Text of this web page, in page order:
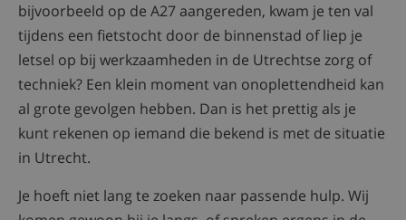
bijvoorbeeld op de A27 aangereden, kwam je ten val
tijdens een fietstocht door de binnenstad of liep je
letsel op bij werkzaamheden in de Utrechtse zorg of
techniek? Een klein moment van onoplettendheid kan
al grote gevolgen hebben. Dan is het prettig als je
kunt rekenen op iemand die bekend is met de situatie
in Utrecht.
Je hoeft niet lang te zoeken naar passende hulp. Wij